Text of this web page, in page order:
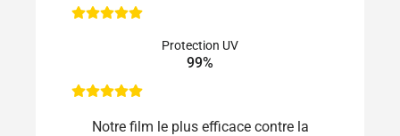
Protection UV
99%
Notre film le plus efficace contre la